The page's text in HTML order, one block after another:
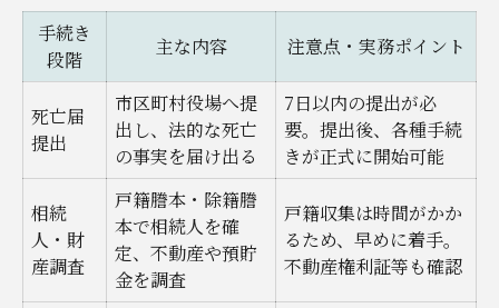
有効な遺言書を作るための注意点
家族の安心につながる遺言活用法
みどり市で相続をスムーズに進める方法
みどり市の不動産相続の流れ比較表
地域特有の相続手続きで注意すべき点
みどり市で利用できる無料相談の活用術
相続登記のポイントを実例から学ぶ
みどり市に多い相続トラブルの傾向
手続き
段階
主な内容 注意点・実務ポイント
死亡届
提出
市区町村役場へ提
出し、法的な死亡
の事実を届け出る
7日以内の提出が必
要。提出後、各種手続
きが正式に開始可能
相続
人・財
産調査
戸籍謄本・除籍謄
本で相続人を確
定、不動産や預貯
金を調査
戸籍収集は時間がかか
るため、早めに着手。
不動産権利証等も確認